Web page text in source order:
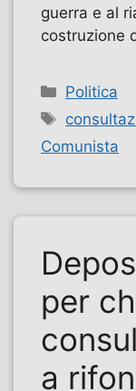
guerra e al
costruzione
Categorie
Politica
Tag
Comunista
per
a